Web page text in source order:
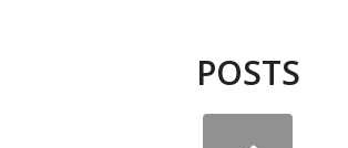
POSTS